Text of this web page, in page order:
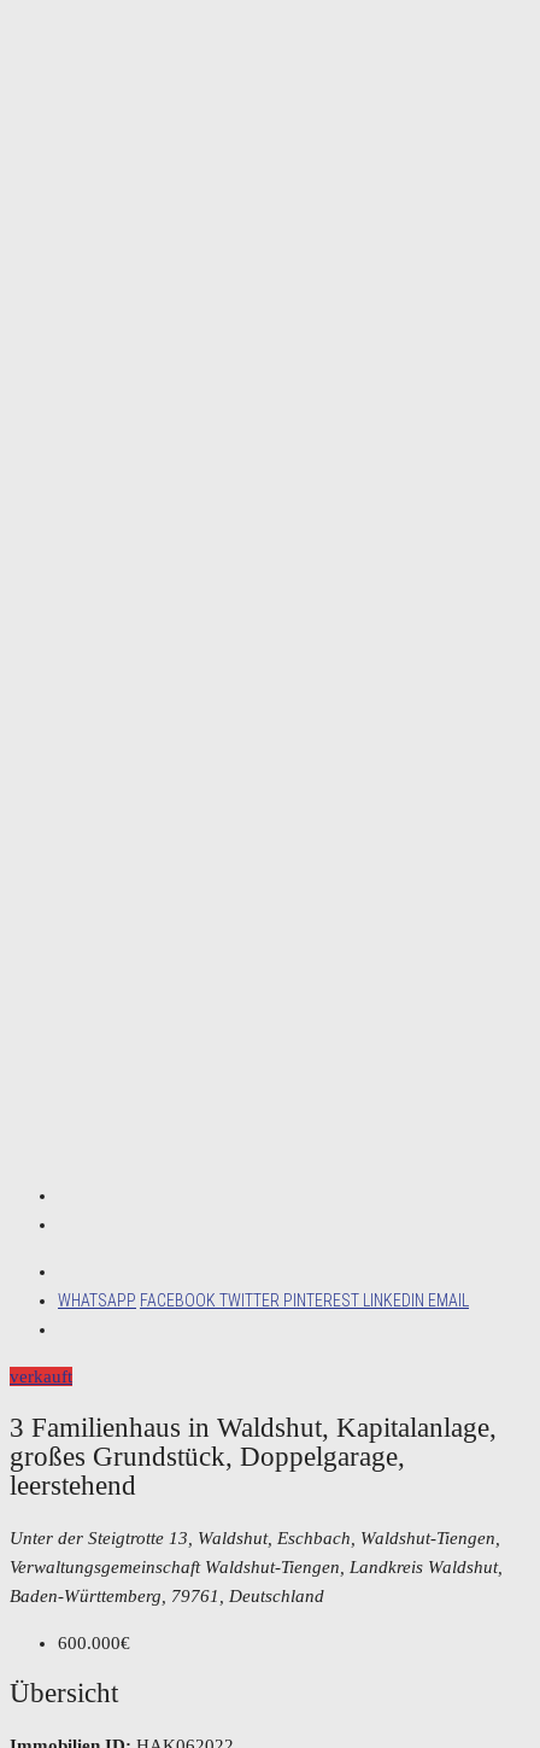
WHATSAPP FACEBOOK TWITTER PINTEREST LINKEDIN EMAIL
verkauft
3 Familienhaus in Waldshut, Kapitalanlage,
großes Grundstück, Doppelgarage,
leerstehend
Unter der Steigtrotte 13, Waldshut, Eschbach, Waldshut-Tiengen,
Verwaltungsgemeinschaft Waldshut-Tiengen, Landkreis Waldshut,
Baden-Württemberg, 79761, Deutschland
600.000€
Übersicht